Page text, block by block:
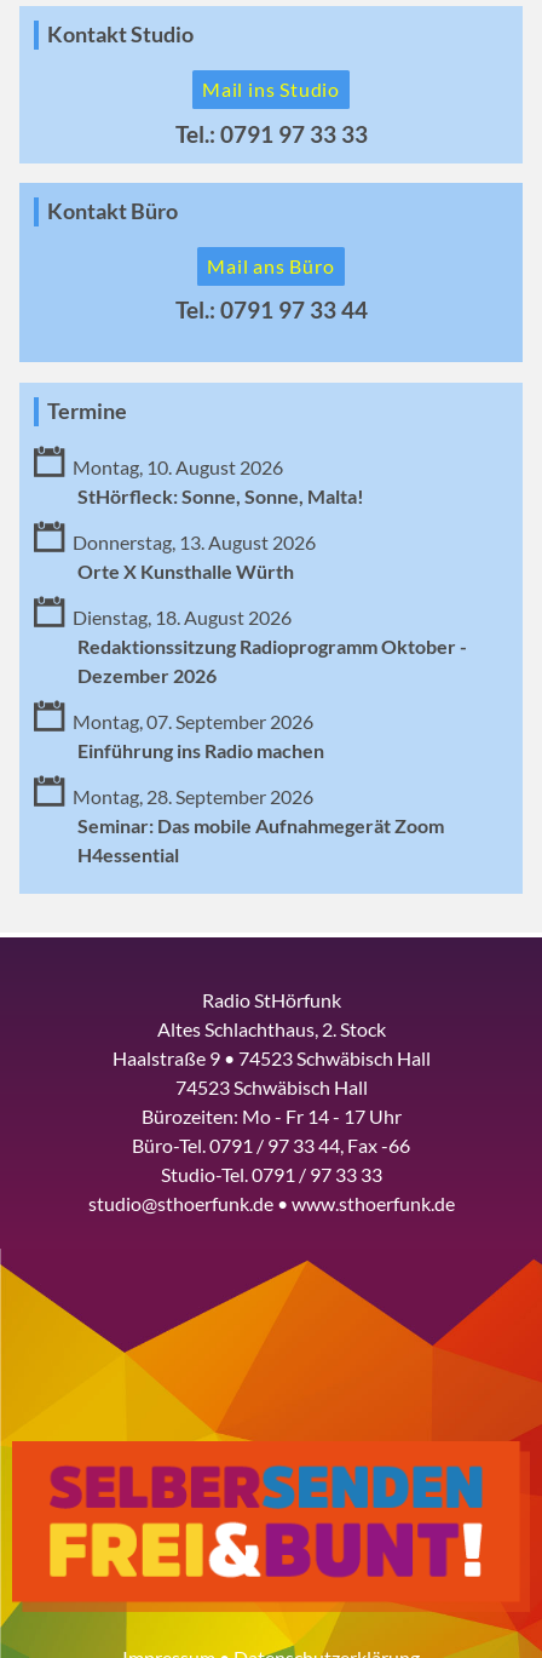
Kontakt Studio
Mail ins Studio
Tel.: 0791 97 33 33
Kontakt Büro
Mail ans Büro
Tel.: 0791 97 33 44
Termine
Montag, 10. August 2026
StHörfleck: Sonne, Sonne, Malta!
Donnerstag, 13. August 2026
Orte X Kunsthalle Würth
Dienstag, 18. August 2026
Redaktionssitzung Radioprogramm Oktober -
Dezember 2026
Montag, 07. September 2026
Einführung ins Radio machen
Montag, 28. September 2026
Seminar: Das mobile Aufnahmegerät Zoom
H4essential
Radio StHörfunk
Altes Schlachthaus, 2. Stock
Haalstraße 9 • 74523 Schwäbisch Hall
74523 Schwäbisch Hall
Bürozeiten: Mo - Fr 14 - 17 Uhr
Büro-Tel. 0791 / 97 33 44, Fax -66
Studio-Tel. 0791 / 97 33 33
studio@sthoerfunk.de • www.sthoerfunk.de